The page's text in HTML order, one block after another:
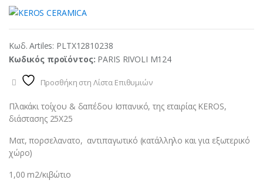
Κωδ. Artiles: PLTX12810238
Κωδικός προϊόντος: PARIS RIVOLI M124
Προσθήκη στη Λίστα Επιθυμιών
Πλακάκι τοίχου & δαπέδου Ισπανικό, της εταιρίας KEROS,
διάστασης 25Χ25
Ματ, πορσελανατο, αντιπαγωτικό (κατάλληλο και για εξωτερικό
χώρο)
1,00 m2/κιβώτιο